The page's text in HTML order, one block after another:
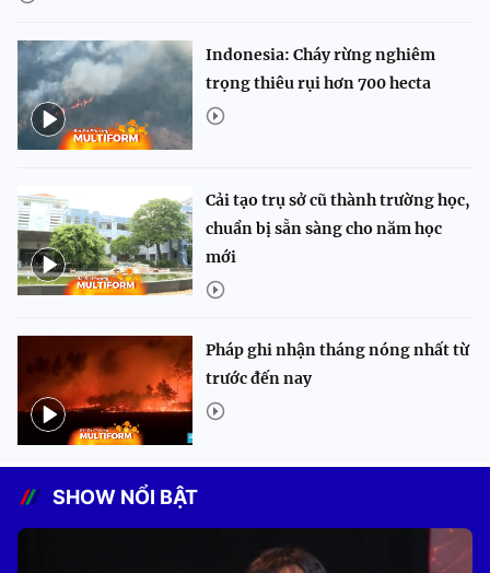
Indonesia: Cháy rừng nghiêm
trọng thiêu rụi hơn 700 hecta
Cải tạo trụ sở cũ thành trường học,
chuẩn bị sẵn sàng cho năm học
mới
Pháp ghi nhận tháng nóng nhất từ
trước đến nay
SHOW NỔI BẬT